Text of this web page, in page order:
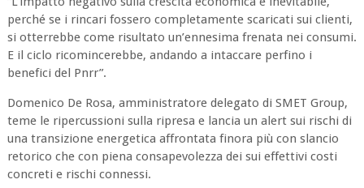
perché se i rincari fossero completamente scaricati sui clienti,
si otterrebbe come risultato un’ennesima frenata nei consumi.
E il ciclo ricomincerebbe, andando a intaccare perfino i
benefici del Pnrr”.
Domenico De Rosa, amministratore delegato di SMET Group,
teme le ripercussioni sulla ripresa e lancia un alert sui rischi di
una transizione energetica affrontata finora più con slancio
retorico che con piena consapevolezza dei sui effettivi costi
concreti e rischi connessi.